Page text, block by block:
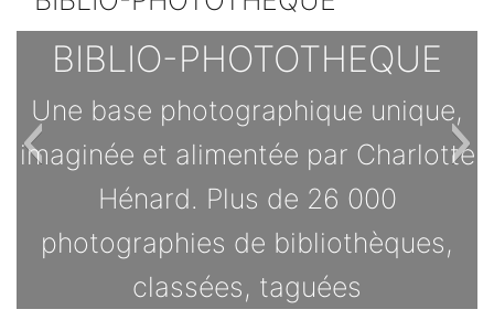
BIBLIO-PHOTOTHEQUE
Une base photographique unique,
imaginée et alimentée par Charlotte
Hénard. Plus de 26 000
photographies de bibliothèques,
classées, taguées